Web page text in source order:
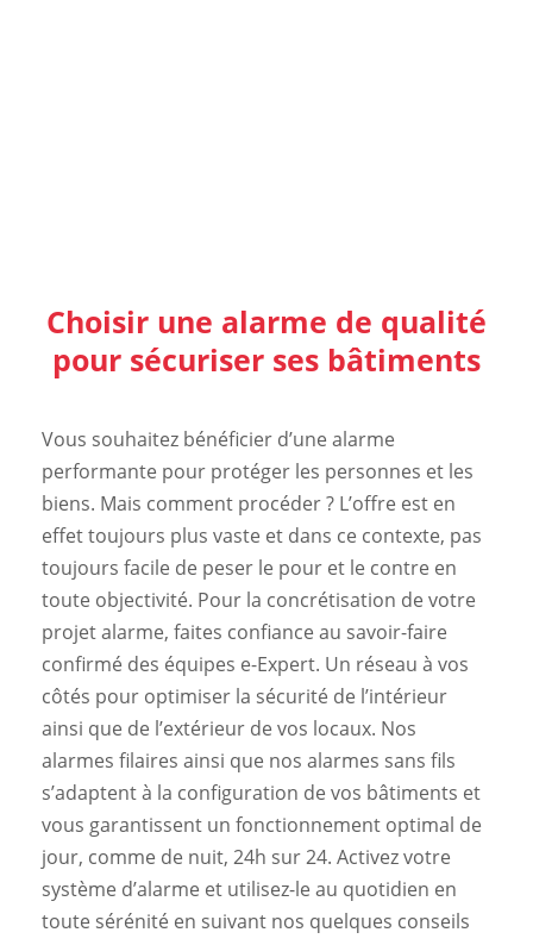
Choisir une alarme de qualité
pour sécuriser ses bâtiments
Vous souhaitez bénéficier d’une alarme
performante pour protéger les personnes et les
biens. Mais comment procéder ? L’offre est en
effet toujours plus vaste et dans ce contexte, pas
toujours facile de peser le pour et le contre en
toute objectivité. Pour la concrétisation de votre
projet alarme, faites confiance au savoir-faire
confirmé des équipes e-Expert. Un réseau à vos
côtés pour optimiser la sécurité de l’intérieur
ainsi que de l’extérieur de vos locaux. Nos
alarmes filaires ainsi que nos alarmes sans fils
s’adaptent à la configuration de vos bâtiments et
vous garantissent un fonctionnement optimal de
jour, comme de nuit, 24h sur 24. Activez votre
système d’alarme et utilisez-le au quotidien en
toute sérénité en suivant nos quelques conseils